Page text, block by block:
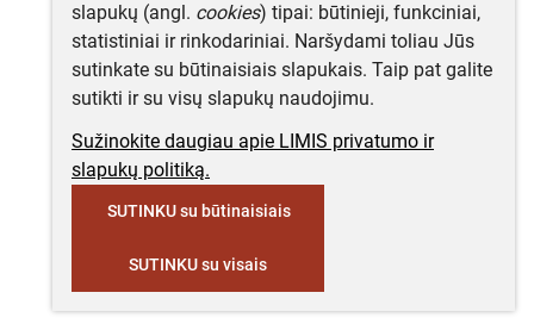
slapukų (angl. cookies) tipai: būtinieji, funkciniai,
statistiniai ir rinkodariniai. Naršydami toliau Jūs
sutinkate su būtinaisiais slapukais. Taip pat galite
sutikti ir su visų slapukų naudojimu.
Sužinokite daugiau apie LIMIS privatumo ir
slapukų politiką.
SUTINKU su būtinaisiais
SUTINKU su visais